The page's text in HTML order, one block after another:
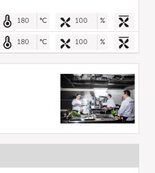
180 °C 100 %
180 °C 100 %